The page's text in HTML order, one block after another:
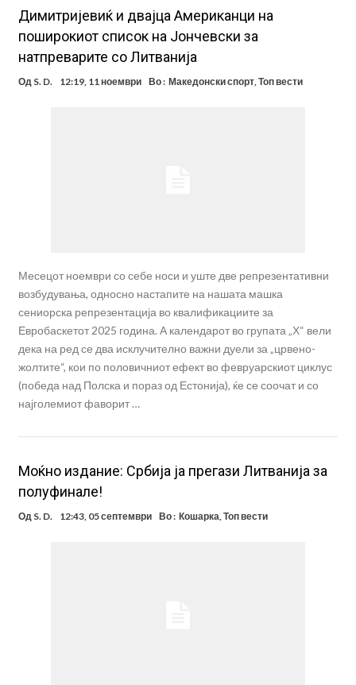
Димитријевиќ и двајца Американци на
поширокиот список на Јончевски за
натпреварите со Литванија
Од S. D. 12:19, 11 ноември Во : Македонски спорт,Топ вести
Месецот ноември со себе носи и уште две репрезентативни
возбудувања, односно настапите на нашата машка
сениорска репрезентација во квалификациите за
Евробаскетот 2025 година. А календарот во групата „Х“ вели
дека на ред се два исклучително важни дуели за „црвено-
жолтите“, кои по половичниот ефект во февруарскиот циклус
(победа над Полска и пораз од Естонија), ќе се соочат и со
најголемиот фаворит …
Moќно издание: Србија ја прегази Литванија за
полуфинале!
Од S. D. 12:43, 05 септември Во : Кошарка,Топ вести